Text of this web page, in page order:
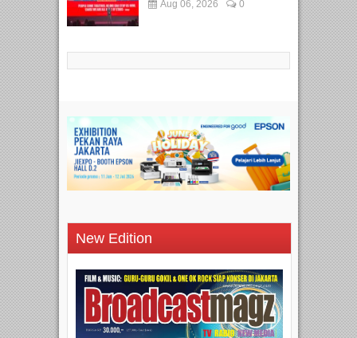
Aug 06, 2026 0
New Edition